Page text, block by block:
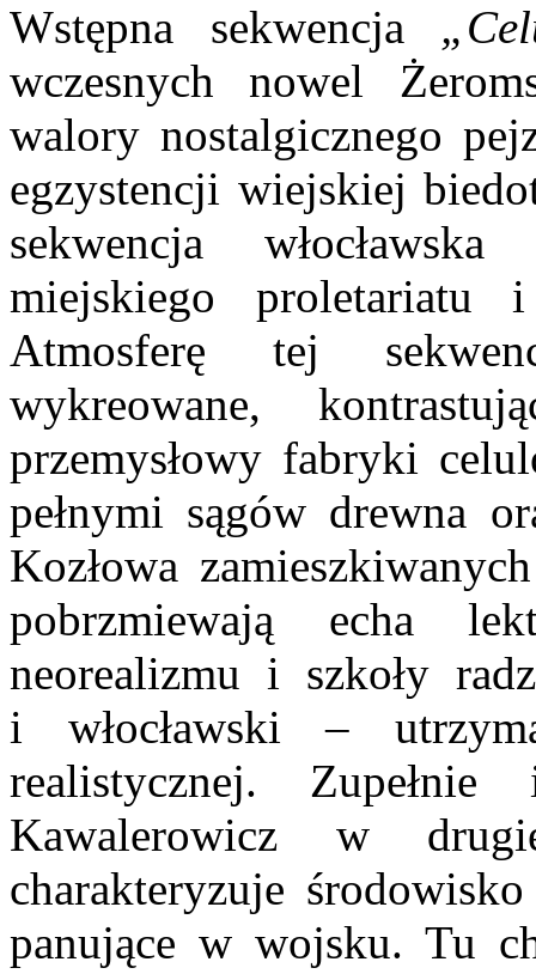
Wstępna sekwencja
wczesnych nowel
walory nostalgicznego
egzystencji wiejskiej
sekwencja
miejskiego proletariatu
Atmosferę tej
wykreowane,
przemysłowy fabryki
pełnymi sągów drewna
Kozłowa
pobrzmiewają echa
neorealizmu i szkoły
i włocławski –
realistycznej.
Kawalerowicz w
charakteryzuje
panujące w wojsku. Tu